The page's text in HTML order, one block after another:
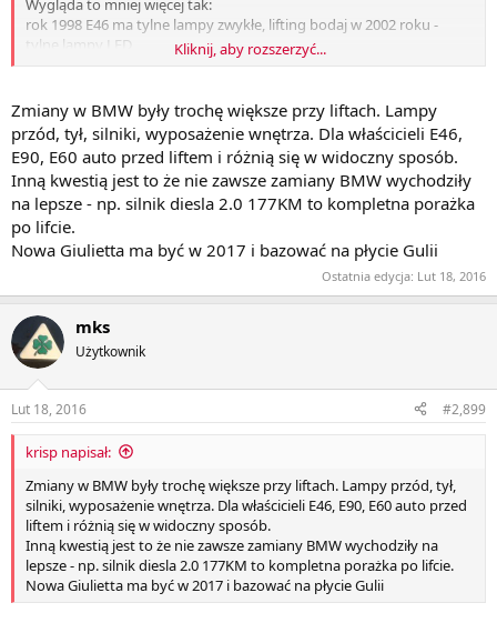
Wygląda to mniej więcej tak:
rok 1998 E46 ma tylne lampy zwykłe, lifting bodaj w 2002 roku -
tylne lampy LED
rok 2005 wchodzi nowa seria E90 oczywiście tylne lampy zwykłe,
ich kształt)
rok 2012 wchodzi seria F30 ma tylne lampy zwykłe, lifting 2015 - ma
już lampy LED.
identycznie historia wygląda w BMW E39, E60 i F10.
Fakt, że w 2017 rok a najpóźniej 2018 powinna zostać wprowadzona
nowa Julka a nie kolejny lifting... ale na to się raczej nie zanosi,
szczególnie że najpóźniej w 2016 powinno być nowe MiTo a tego
nawet nie ma w planach jak sądzę...
Kliknij, aby rozszerzyć...
Zmiany w BMW były trochę większe przy liftach. Lampy
przód, tył, silniki, wyposażenie wnętrza. Dla właścicieli E46,
E90, E60 auto przed liftem i różnią się w widoczny sposób.
Inną kwestią jest to że nie zawsze zamiany BMW wychodziły
na lepsze - np. silnik diesla 2.0 177KM to kompletna porażka
po lifcie.
Nowa Giulietta ma być w 2017 i bazować na płycie Gulii
Ostatnia edycja: Lut 18, 2016
mks
Użytkownik
Lut 18, 2016 #2,899
krisp napisał:
Zmiany w BMW były trochę większe przy liftach. Lampy przód, tył,
silniki, wyposażenie wnętrza. Dla właścicieli E46, E90, E60 auto przed
liftem i różnią się w widoczny sposób.
Inną kwestią jest to że nie zawsze zamiany BMW wychodziły na
lepsze - np. silnik diesla 2.0 177KM to kompletna porażka po lifcie.
Nowa Giulietta ma być w 2017 i bazować na płycie Gulii